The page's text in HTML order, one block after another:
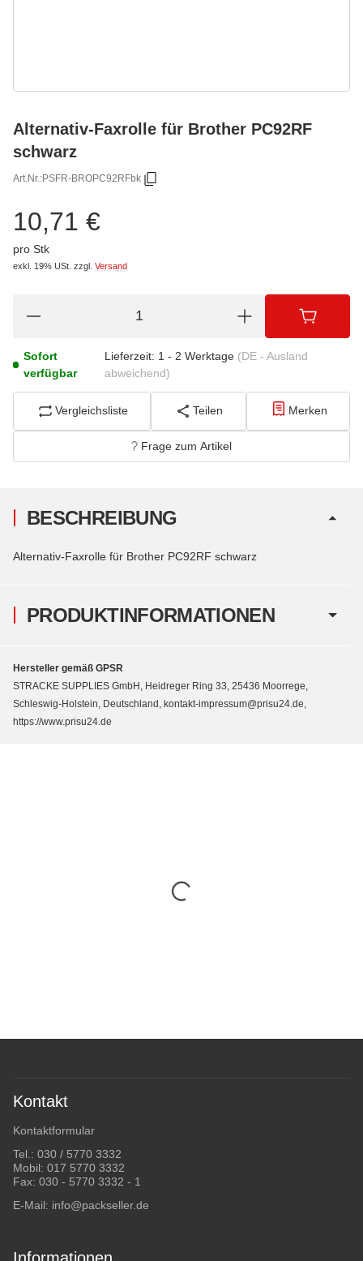
Alternativ-Faxrolle für Brother PC92RF
schwarz
Art.Nr.:PSFR-BROPC92RFbk
10,71 €
pro Stk
exkl. 19% USt. zzgl. Versand
Sofort
verfügbar
Lieferzeit: 1 - 2 Werktage (DE - Ausland
abweichend)
Vergleichsliste Teilen Merken
Frage zum Artikel
PRODUKTINFORMATIONEN
BESCHREIBUNG
Alternativ-Faxrolle für Brother PC92RF schwarz
Hersteller gemäß GPSR
STRACKE SUPPLIES GmbH, Heidreger Ring 33, 25436 Moorrege,
Schleswig-Holstein, Deutschland, kontakt-impressum@prisu24.de,
https://www.prisu24.de
Kontakt
Kontaktformular
Tel.: 030 / 5770 3332
Mobil: 017 5770 3332
Fax: 030 - 5770 3332 - 1
E-Mail: info@packseller.de